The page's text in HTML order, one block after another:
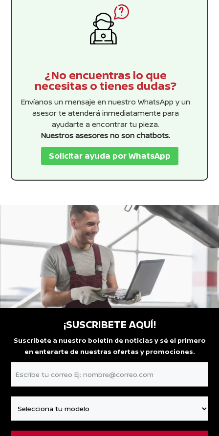
¿No encuentras lo que
necesitas o tienes dudas?
Envíanos un mensaje en nuestro WhatsApp y un
asesor te atenderá inmediatamente para
ayudarte a encontrar tu pieza.
Nuestros asesores no son chatbots.
Solicitar ayuda por WhatsApp
¡SUSCRIBETE AQUÍ!
Suscríbete a nuestro boletín de noticias y sé el primero
en enterarte de nuestras ofertas y promociones.